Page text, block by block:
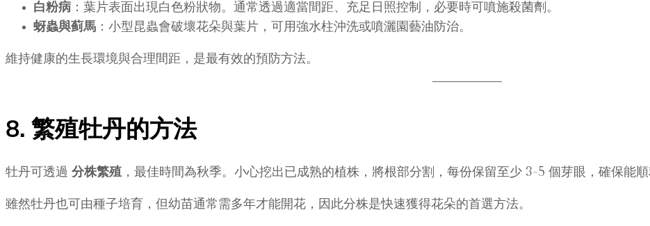
白粉病 ：葉片表面出現白色粉狀物。通常透過適當間距、充足日照控制，必要時可噴施殺菌劑。
蚜蟲與蓟馬 ：小型昆蟲會破壞花朵與葉片，可用強水柱沖洗或噴灑園藝油防治。
維持健康的生長環境與合理間距，是最有效的預防方法。
8. 繁殖牡丹的方法
牡丹可透過 分株繁殖 ，最佳時間為秋季。小心挖出已成熟的植株，將根部分割，每份保留至少 3–5 個芽眼，確保能順
雖然牡丹也可由種子培育，但幼苗通常需多年才能開花，因此分株是快速獲得花朵的首選方法。